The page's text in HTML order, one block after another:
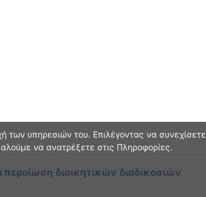
υπηρεσιών του. Επιλέγοντας να
να ανατρέξετε στις Πληροφορίες.
διοικητικών διαδικασιών